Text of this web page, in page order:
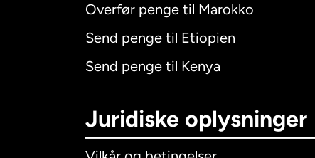
Overfør penge til Marokko
Send penge til Etiopien
Send penge til Kenya
Juridiske oplysninger